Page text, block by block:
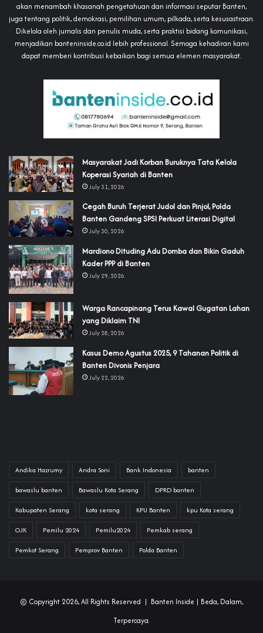
akan menambah khasanah pengetahuan dan informasi seputar Banten,
juga tentang politik, demokrasi, pemilihan umum, pilkada, serta kesusastraan.
Dikelola oleh jurnalis dan penulis muda, serta praktisi bidang komunikasi,
menjadikan banteninside.co.id lebih professional. Semoga kehadiran kami
dapat memberi kontribusi kebaikan bagi semua elemen masyarakat.
‎Masyarakat Jadi Korban Buruknya Tata Kelola
Koperasi Syariah di Banten
July 31, 2026
Cegah Buruh Terjerat Judol dan Pinjol, Polda
Banten Gandeng SPSI Perkuat Literasi Digital
July 30, 2026
‎Mardiono Dituding Adu Domba dan Bikin Gaduh
Kader PPP di Banten
July 29, 2026
‎Warga Rancapinang Terus Kawal Gugatan Lahan
yang Diklaim TNI‎‎
July 28, 2026
‎Kasus Demo Agustus 2025, 9 Tahanan Politik di
Banten Divonis Penjara
July 22, 2026
Andika Hazrumy Andra Soni Bank Indonesia banten
bawaslu banten Bawaslu Kota Serang DPRD banten
Kabupaten Serang kota serang KPU Banten kpu Kota serang
OJK Pemilu 2024 Pemilu2024 Pemkab serang
Pemkot Serang Pemprov Banten Polda Banten
© Copyright 2026, All Rights Reserved | Banten Inside | Beda, Dalam,
Terpercaya.